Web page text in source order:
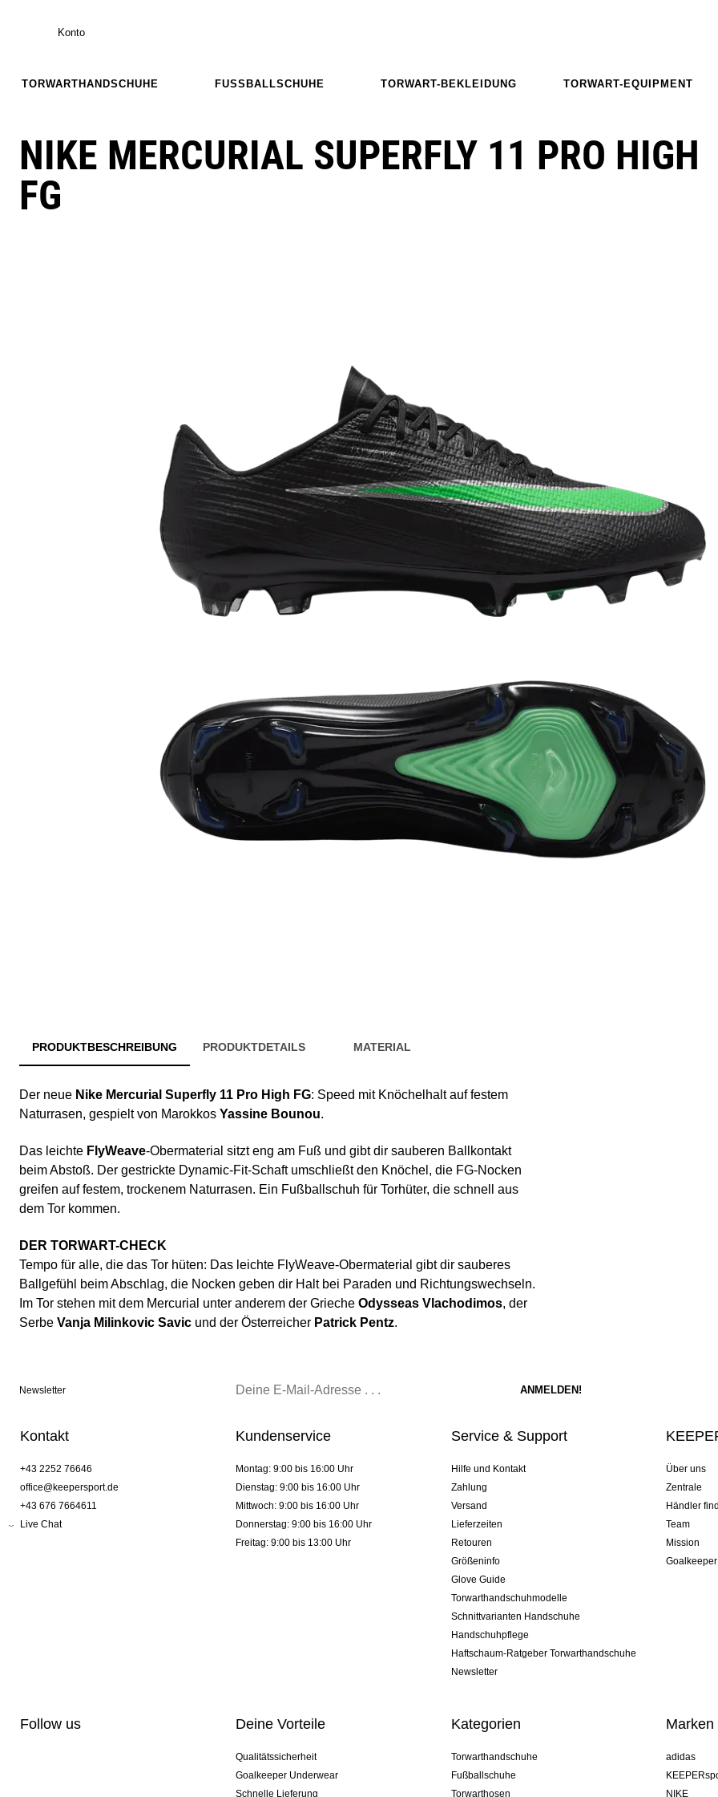
Konto
TORWARTHANDSCHUHE FUSSBALLSCHUHE TORWART-BEKLEIDUNG TORWART-EQUIPMENT
NIKE MERCURIAL SUPERFLY 11 PRO HIGH
FG
PRODUKTBESCHREIBUNG PRODUKTDETAILS MATERIAL
Der neue Nike Mercurial Superfly 11 Pro High FG: Speed mit Knöchelhalt auf festem
Naturrasen, gespielt von Marokkos Yassine Bounou.
Das leichte FlyWeave-Obermaterial sitzt eng am Fuß und gibt dir sauberen Ballkontakt
beim Abstoß. Der gestrickte Dynamic-Fit-Schaft umschließt den Knöchel, die FG-Nocken
greifen auf festem, trockenem Naturrasen. Ein Fußballschuh für Torhüter, die schnell aus
dem Tor kommen.
DER TORWART-CHECK
Tempo für alle, die das Tor hüten: Das leichte FlyWeave-Obermaterial gibt dir sauberes
Ballgefühl beim Abschlag, die Nocken geben dir Halt bei Paraden und Richtungswechseln.
Im Tor stehen mit dem Mercurial unter anderem der Grieche Odysseas Vlachodimos, der
Serbe Vanja Milinkovic Savic und der Österreicher Patrick Pentz.
Newsletter
Kontakt
+43 2252 76646
office@keepersport.de
+43 676 7664611
Live Chat
Kundenservice
Montag: 9:00 bis 16:00 Uhr
Dienstag: 9:00 bis 16:00 Uhr
Mittwoch: 9:00 bis 16:00 Uhr
Donnerstag: 9:00 bis 16:00 Uhr
Freitag: 9:00 bis 13:00 Uhr
Service & Support
Hilfe und Kontakt
Zahlung
Versand
Lieferzeiten
Retouren
Größeninfo
Glove Guide
Torwarthandschuhmodelle
Schnittvarianten Handschuhe
Handschuhpflege
Haftschaum-Ratgeber Torwarthandschuhe
Newsletter
Über uns
Zentrale
Händler
Team
Mission
Follow us Deine Vorteile
Qualitätssicherheit
Goalkeeper Underwear
Schnelle Lieferung
Kategorien
Torwarthandschuhe
Fußballschuhe
Torwarthosen
Marken
adidas
NIKE